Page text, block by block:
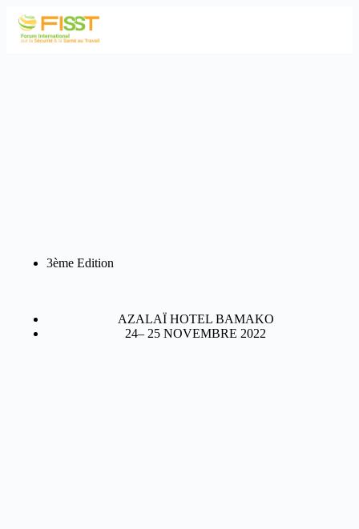
3ème Edition
AZALAÏ HOTEL BAMAKO
24– 25 NOVEMBRE 2022